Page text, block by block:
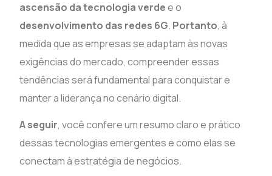
ascensão da tecnologia verdee o
desenvolvimento das redes 6G. Portanto, à
medida que as empresas se adaptam às novas
exigências do mercado, compreender essas
tendências será fundamental para conquistar e
manter a liderança no cenário digital.
A seguir, você confere um resumo claro e prático
dessas tecnologias emergentes e como elas se
conectam à estratégia de negócios.